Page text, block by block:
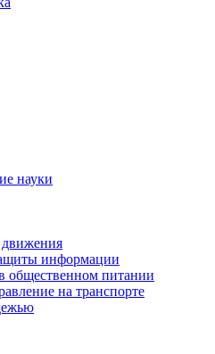
науки
движения
информации
общественном питании
на транспорте